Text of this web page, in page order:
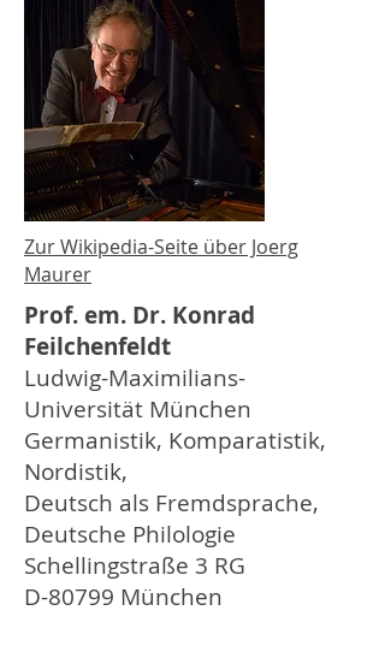
Zur Wikipedia-Seite über Joerg
Maurer
Prof. em. Dr. Konrad
Feilchenfeldt
Ludwig-Maximilians-
Universität München
Germanistik, Komparatistik,
Nordistik,
Deutsch als Fremdsprache,
Deutsche Philologie
Schellingstraße 3 RG
D-80799 München